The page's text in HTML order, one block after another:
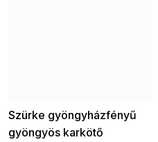
Szürke gyöngyházfényű
gyöngyös karkötő